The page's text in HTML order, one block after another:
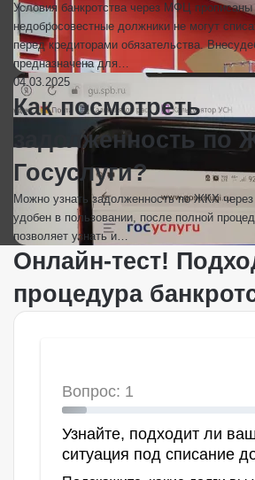
Условия банкротства через МФЦ прописаны
недобросовестные должники не могут
перед кредиторами обязательства.
предназначена для…
04.03.2025
Как посмотреть
задолженность по
Госуслуги?
Можно узнать задолженность по ЖКХ через
удобен в пользовании, после полной
позволяет узнать и…
Онлайн-тест!
процедура